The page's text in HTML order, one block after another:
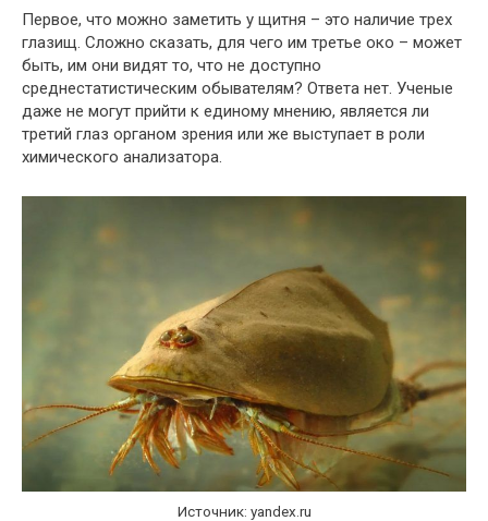
Первое, что можно заметить у щитня – это наличие трех
глазищ. Сложно сказать, для чего им третье око – может
быть, им они видят то, что не доступно
среднестатистическим обывателям? Ответа нет. Ученые
даже не могут прийти к единому мнению, является ли
третий глаз органом зрения или же выступает в роли
химического анализатора.
Источник: yandex.ru